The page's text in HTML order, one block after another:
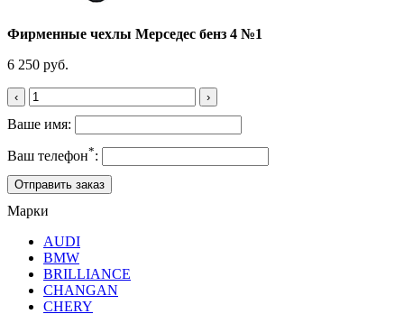
Фирменные чехлы Мерседес бенз 4 №1
6 250 руб.
‹ ›
Ваше имя:
Ваш телефон*:
Марки
AUDI
BMW
BRILLIANCE
CHANGAN
CHERY